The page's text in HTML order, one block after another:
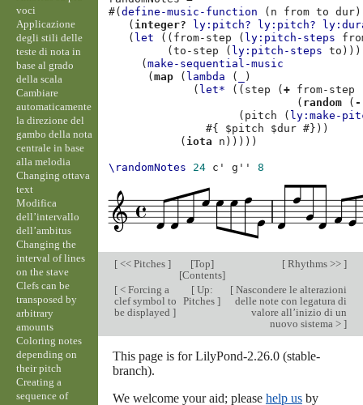
#(define-music-function ( n from to dur )
( integer? ly:pitch? ly:pitch?
( let (( from-step ( ly:pitch-steps
(to-step ( ly:pitch-steps to )))
(make-sequential-music
(map ( lambda (
)
( let* (( step (+ from-step
( random ( -
( pitch ( ly:make-
#{
$pitch $dur #}))
( iota n )))))
\randomNotes 24 c' g'' 8
[<< Pitches ] [Top]
[Contents]
[Rhythms >> ]
[< Forcing a
clef symbol to
be displayed ]
[Up:
Pitches]
[Nascondere le alterazioni
delle note con legatura di
valore all’inizio di un
nuovo sistema > ]
This page is for LilyPond-2.26.0 (stable-
branch).
We welcome your aid; please help usby
voci
Applicazione
degli stili delle
teste di nota in
base al grado
della scala
Cambiare
automaticamente
la direzione del
gambo della nota
centrale in base
alla melodia
Changing ottava
text
Modifica
dell’intervallo
dell’ambitus
Changing the
interval of lines
on the stave
Clefs can be
transposed by
arbitrary
amounts
Coloring notes
depending on
their pitch
Creating a
sequence of